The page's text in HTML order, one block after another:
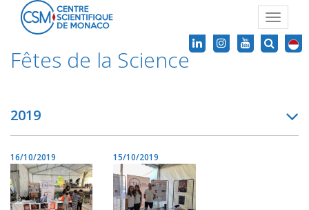
Toggle
Fêtes de la Science
2019
16/10/2019 15/10/2019